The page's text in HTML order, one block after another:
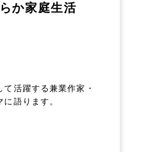
か家庭生活
活躍する兼業作家・
語ります。